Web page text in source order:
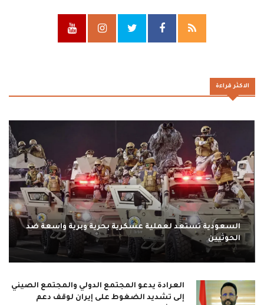
الاكثر قراءة
السعودية تستعد لعملية عسكرية بحرية وبرية واسعة ضد
الحوثيين
العرادة يدعو المجتمع الدولي والمجتمع الصيني
إلى تشديد الضغوط على إيران لوقف دعم